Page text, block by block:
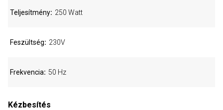
Teljesítmény 250 Watt
Feszültség 230V
Frekvencia 50 Hz
Kézbesítés